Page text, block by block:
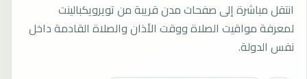
انتقل مباشرة إلى صفحات مدن قريبة من تويرويكبالينت
لمعرفة مواقيت الصلاة ووقت الأذان والصلاة القادمة داخل
نفس الدولة.